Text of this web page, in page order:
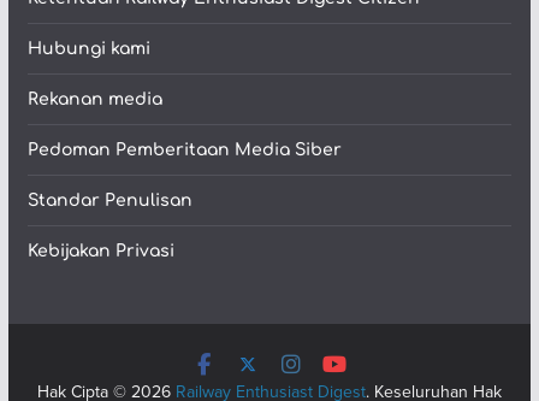
Hubungi kami
Rekanan media
Pedoman Pemberitaan Media Siber
Standar Penulisan
Kebijakan Privasi
Hak Cipta © 2026 Railway Enthusiast Digest. Keseluruhan Hak